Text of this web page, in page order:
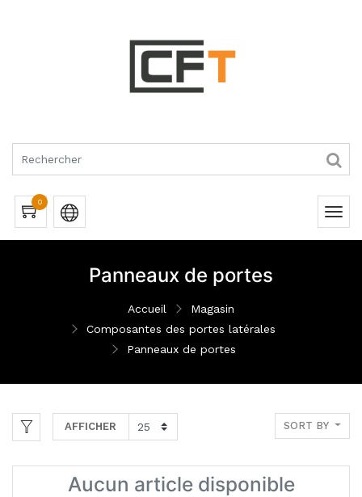
0
Panneaux de portes
Accueil
Magasin
Composantes des portes latérales
Panneaux de portes
AFFICHER SORT BY
Aucun article disponible